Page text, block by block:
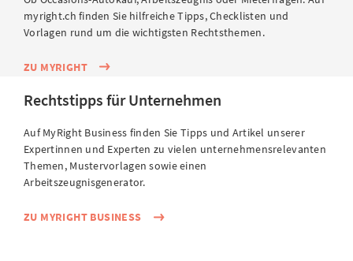
myright.ch finden Sie hilfreiche Tipps, Checklisten und
Vorlagen rund um die wichtigsten Rechtsthemen.
ZU MYRIGHT
Rechtstipps für Unternehmen
Auf MyRight Business finden Sie Tipps und Artikel unserer
Expertinnen und Experten zu vielen unternehmensrelevanten
Themen, Mustervorlagen sowie einen
Arbeitszeugnisgenerator.
ZU MYRIGHT BUSINESS